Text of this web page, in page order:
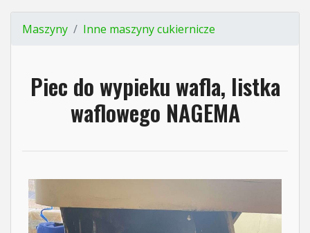
Maszyny Inne maszyny cukiernicze
Piec do wypieku wafla, listka
waflowego NAGEMA